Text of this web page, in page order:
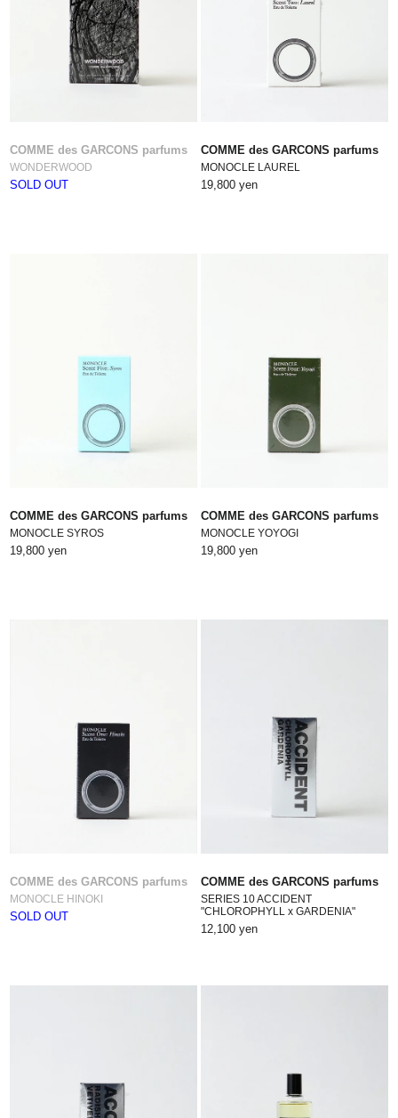
COMME des GARCONS parfums
WONDERWOOD
SOLD OUT
COMME des GARCONS parfums
MONOCLE LAUREL
19,800 yen
COMME des GARCONS parfums
MONOCLE SYROS
19,800 yen
COMME des GARCONS parfums
MONOCLE YOYOGI
19,800 yen
COMME des GARCONS parfums
MONOCLE HINOKI
SOLD OUT
COMME des GARCONS parfums
SERIES 10 ACCIDENT
"CHLOROPHYLL x GARDENIA"
12,100 yen